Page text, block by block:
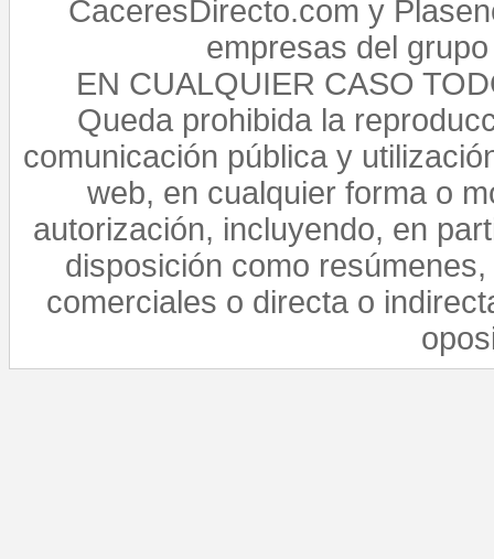
CaceresDirecto.com y
empresas del
EN CUALQUIER CASO
Queda prohibida la
comunicación pública y
web, en cualquier forma o
autorización, incluyendo, en
disposición como
comerciales o directa o